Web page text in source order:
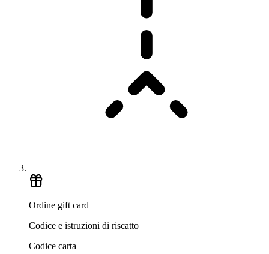
Ordine gift card
Codice e istruzioni di riscatto
Codice carta